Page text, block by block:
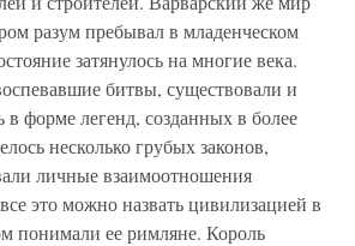
разум пребывал в младенческом
затянулось на многие века.
битвы, существовали и
форме легенд, созданных в более
несколько грубых законов,
личные взаимоотношения
это можно назвать цивилизацией в
понимали ее римляне. Король